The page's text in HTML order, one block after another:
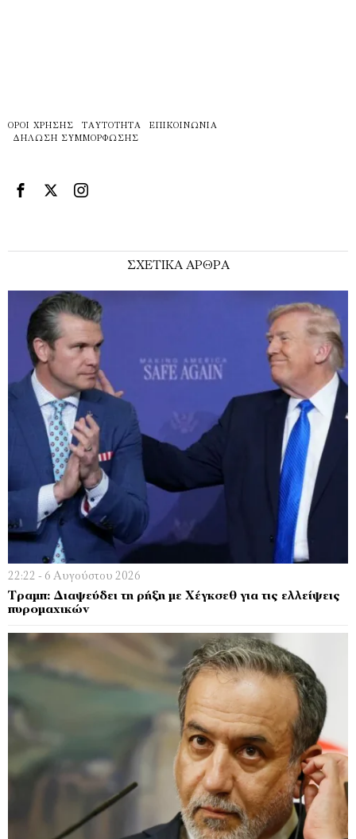
ΌΡΟΙ ΧΡΉΣΗΣ ΤΑΥΤΌΤΗΤΑ
ΕΠΙΚΟΙΝΩΝΊΑ
ΔΉΛΩΣΗ ΣΥΜΜΌΡΦΩΣΗΣ
ΣΧΕΤΙΚΑ ΑΡΘΡΑ
22:22 - 6 Αυγούστου 2026
Τραμπ: Διαψεύδει τη ρήξη με Χέγκσεθ για τις ελλείψεις
πυρομαχικών